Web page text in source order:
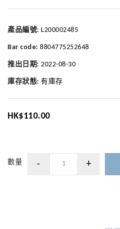
產品編號: L200002485
Bar code: 8804775252648
推出日期: 2022-08-30
庫存狀態: 有庫存
HK$110.00
數量